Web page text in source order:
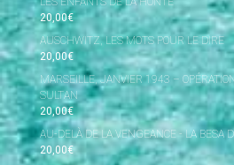
20,00€
AUSCHWITZ, LES MOTS POUR LE DIRE
20,00€
MARSEILLE, JANVIER 1943 –
SULTAN
20,00€
AU-DELÀ DE LA VENGEANCE - LA BESA
20,00€